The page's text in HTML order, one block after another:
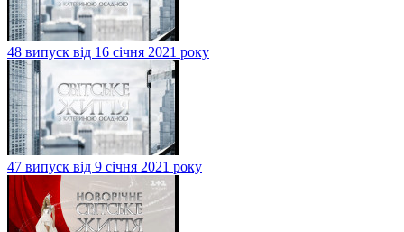
48 випуск від 16 січня 2021 року
47 випуск від 9 січня 2021 року